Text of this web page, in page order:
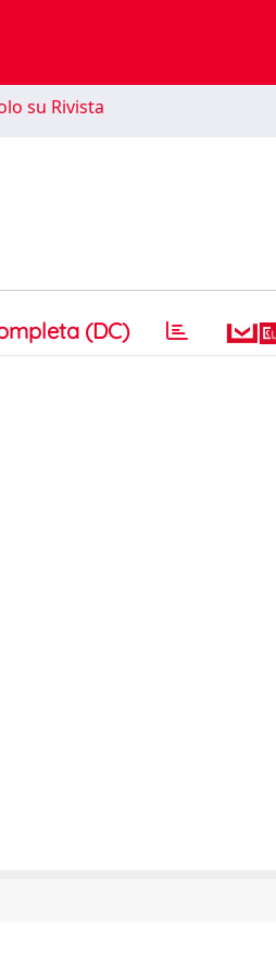
su Rivista
(DC)